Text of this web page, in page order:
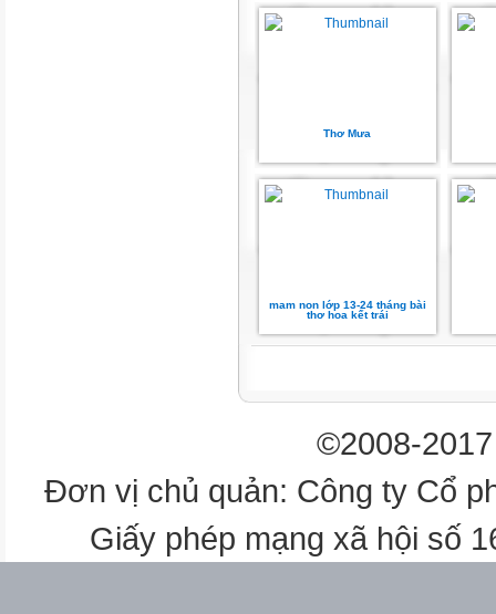
Thơ Mưa
mam non lớp 13-24 tháng bài
thơ hoa kết trái
©2008-
Đơn vị chủ quản: Công ty Cổ
Giấy phép mạng xã hội số